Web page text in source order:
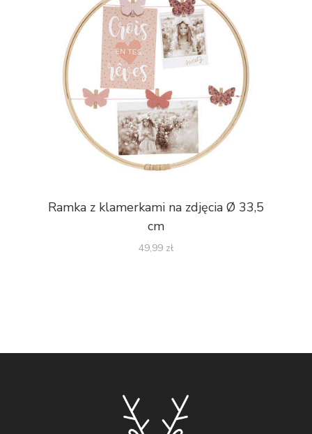
Ramka z klamerkami na zdjęcia Ø 33,5
cm
49,99 zł